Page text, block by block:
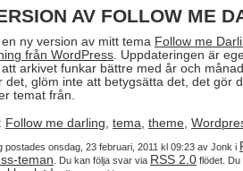
AV FOLLOW ME
en ny version av mitt tema Follow me
från WordPress. Uppdateringen är
arkivet funkar bättre med år och
det, glöm inte att betygsätta det, det gör
temat från.
Follow me darling, tema, theme,
postades onsdag, 23 februari, 2011 kl 09:23 av Jonk i
teman . Du kan följa svar via RSS 2.0 flödet.